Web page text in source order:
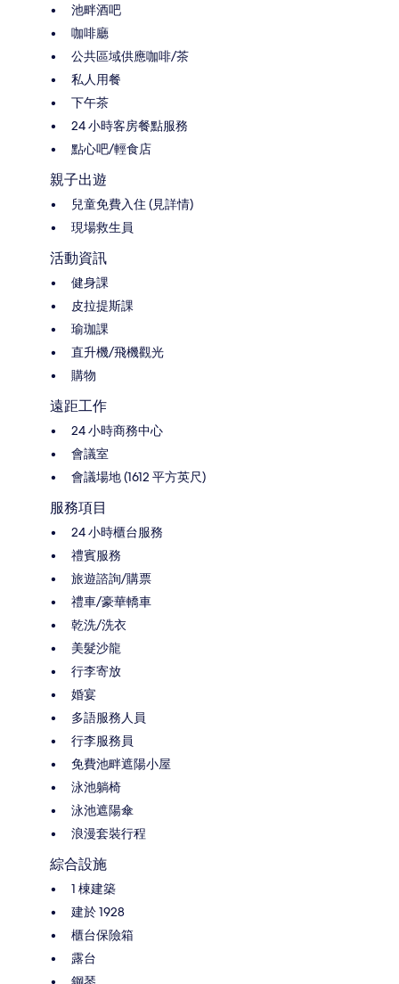
池畔酒吧
咖啡廳
公共區域供應咖啡/茶
私人用餐
下午茶
24 小時客房餐點服務
點心吧/輕食店
親子出遊
兒童免費入住 (見詳情)
現場救生員
活動資訊
健身課
皮拉提斯課
瑜珈課
直升機/飛機觀光
購物
遠距工作
24 小時商務中心
會議室
會議場地 (1612 平方英尺)
服務項目
24 小時櫃台服務
禮賓服務
旅遊諮詢/購票
禮車/豪華轎車
乾洗/洗衣
美髮沙龍
行李寄放
婚宴
多語服務人員
行李服務員
免費池畔遮陽小屋
泳池躺椅
泳池遮陽傘
浪漫套裝行程
綜合設施
1 棟建築
建於 1928
櫃台保險箱
露台